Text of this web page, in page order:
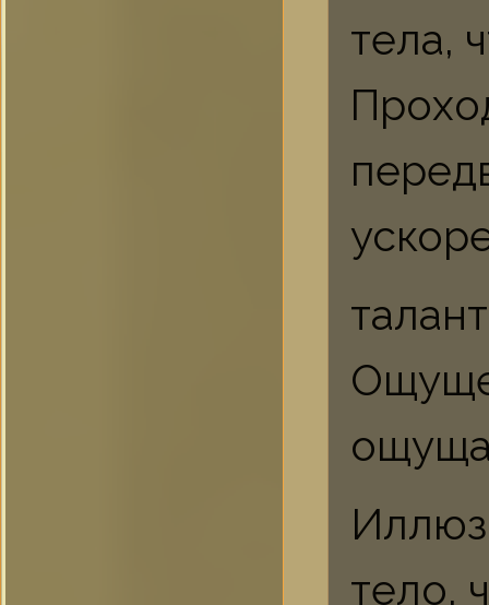
тела,
тело,